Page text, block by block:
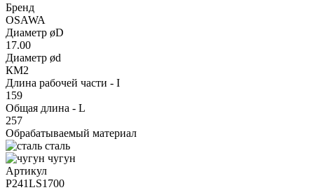
Бренд
OSAWA
Диаметр øD
17.00
Диаметр ød
КМ2
Длина рабочей части - I
159
Общая длина - L
257
Обрабатываемый материал
сталь
чугун
Артикул
P241LS1700